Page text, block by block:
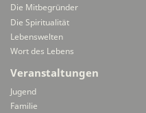
Die Mitbegründer
Die Spiritualität
Lebenswelten
Wort des Lebens
Veranstaltungen
Jugend
Familie